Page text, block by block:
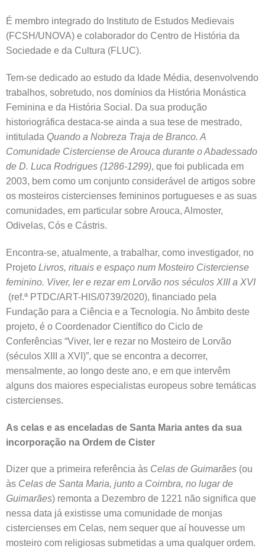
É membro integrado do Instituto de Estudos Medievais
(FCSH/UNOVA) e colaborador do Centro de História da
Sociedade e da Cultura (FLUC).
Tem-se dedicado ao estudo da Idade Média, desenvolvendo
trabalhos, sobretudo, nos domínios da História Monástica
Feminina e da História Social. Da sua produção
historiográfica destaca-se ainda a sua tese de mestrado,
intitulada Quando a Nobreza Traja de Branco. A
Comunidade Cisterciense de Arouca durante o Abadessado
de D. Luca Rodrigues (1286-1299), que foi publicada em
2003, bem como um conjunto considerável de artigos sobre
os mosteiros cistercienses femininos portugueses e as suas
comunidades, em particular sobre Arouca, Almoster,
Odivelas, Cós e Cástris.
Encontra-se, atualmente, a trabalhar, como investigador, no
ProjetoLivros, rituais e espaço num Mosteiro Cisterciense
feminino. Viver, ler e rezar em Lorvão nos séculos XIII a XVI
(ref.ª PTDC/ART-HIS/0739/2020), financiado pela
Fundação para a Ciência e a Tecnologia. No âmbito deste
projeto, é o Coordenador Científico do Ciclo de
Conferências “Viver, ler e rezar no Mosteiro de Lorvão
(séculos XIII a XVI)”, que se encontra a decorrer,
mensalmente, ao longo deste ano, e em que intervêm
alguns dos maiores especialistas europeus sobre temáticas
cistercienses.
As celas e as enceladas de Santa Maria antes da sua
incorporação na Ordem de Cister
Dizer que a primeira referência às Celas de Guimarães(ou
às Celas de Santa Maria, junto a Coimbra, no lugar de
Guimarães) remonta a Dezembro de 1221 não significa que
nessa data já existisse uma comunidade de monjas
cistercienses em Celas, nem sequer que aí houvesse um
mosteiro com religiosas submetidas a uma qualquer ordem.